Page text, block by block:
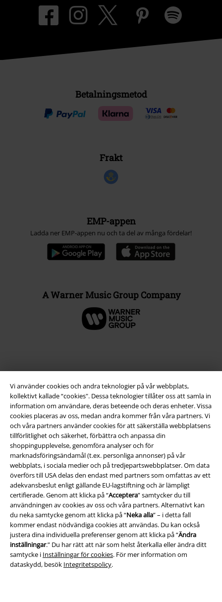
Vi använder cookies och andra teknologier på vår webbplats,
kollektivt kallade “cookies". Dessa teknologier tillåter oss att samla in
information om användare, deras beteende och deras enheter. Vissa
cookies placeras av oss, medan andra kommer från våra partners. Vi
och våra partners använder cookies för att säkerställa webbplatsens
tillförlitlighet och säkerhet, förbättra och anpassa din
shoppingupplevelse, genomföra analyser och för
marknadsföringsändamål (t.ex. personliga annonser) på vår
webbplats, i sociala medier och på tredjepartswebbplatser. Om data
överförs till USA delas den endast med partners som omfattas av ett
adekvansbeslut enligt gällande EU-lagstiftning och är lämpligt
certifierade. Genom att klicka på “Acceptera” samtycker du till
användningen av cookies av oss och våra partners. Alternativt kan
du neka samtycke genom att klicka på “Neka alla” – i detta fall
kommer endast nödvändiga cookies att användas. Du kan också
justera dina individuella preferenser genom att klicka på “Ändra
inställningar.” Du har rätt att när som helst återkalla eller ändra ditt
samtycke i Inställningar för cookies. För mer information om
dataskydd, besök Integritetspolicy.
Betalningsmetod
Frakt
EMP-appen
Ladda ner EMP-appen nu och ta del av många fördelar!
A Warner Music Group Company
Juridisk information/Villkor
Villkor
Om oss
Ladda ner villkoren
Avfallshantering och miljöskydd
Försäkran om överensstämmelse
Information om tillgänglighet